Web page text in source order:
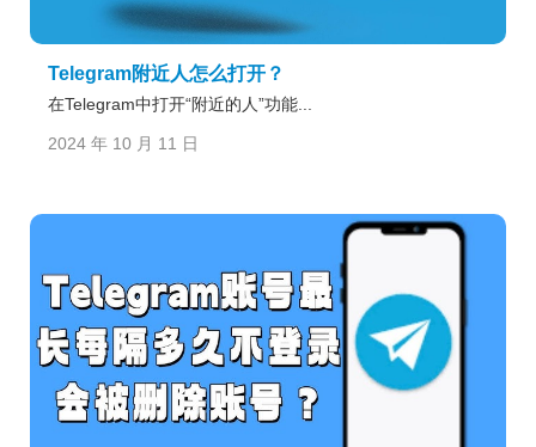
Telegram附近人怎么打开？
在Telegram中打开“附近的人”功能...
2024 年 10 月 11 日